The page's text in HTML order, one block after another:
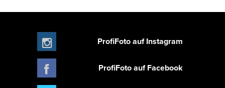
ProfiFoto auf Instagram
ProfiFoto auf Facebook